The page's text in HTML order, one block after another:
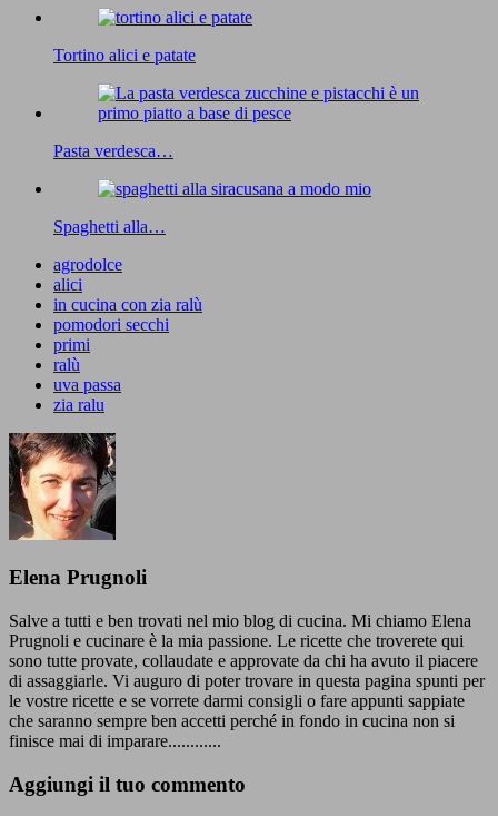
Tortino alici e patate
Pasta verdesca…
Spaghetti alla…
agrodolce
alici
in cucina con zia ralù
pomodori secchi
primi
ralù
uva passa
zia ralu
Elena Prugnoli
Salve a tutti e ben trovati nel mio blog di cucina. Mi chiamo Elena
Prugnoli e cucinare è la mia passione. Le ricette che troverete qui
sono tutte provate, collaudate e approvate da chi ha avuto il piacere
di assaggiarle. Vi auguro di poter trovare in questa pagina spunti per
le vostre ricette e se vorrete darmi consigli o fare appunti sappiate
che saranno sempre ben accetti perché in fondo in cucina non si
finisce mai di imparare............
Aggiungi il tuo commento